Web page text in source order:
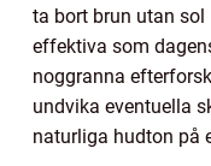
ta bort brun utan sol
effektiva som
noggranna
undvika eventuella
naturliga hudton på